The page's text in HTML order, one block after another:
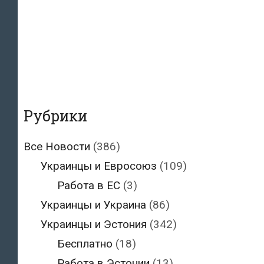
Рубрики
Все Новости (386)
Украинцы и Евросоюз (109)
Работа в ЕС (3)
Украинцы и Украина (86)
Украинцы и Эстония (342)
Бесплатно (18)